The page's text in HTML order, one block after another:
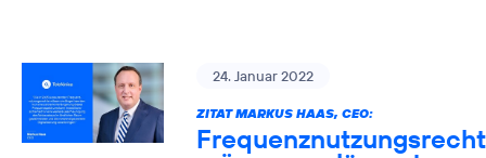
24. Januar 2022
ZITAT MARKUS HAAS, CEO: